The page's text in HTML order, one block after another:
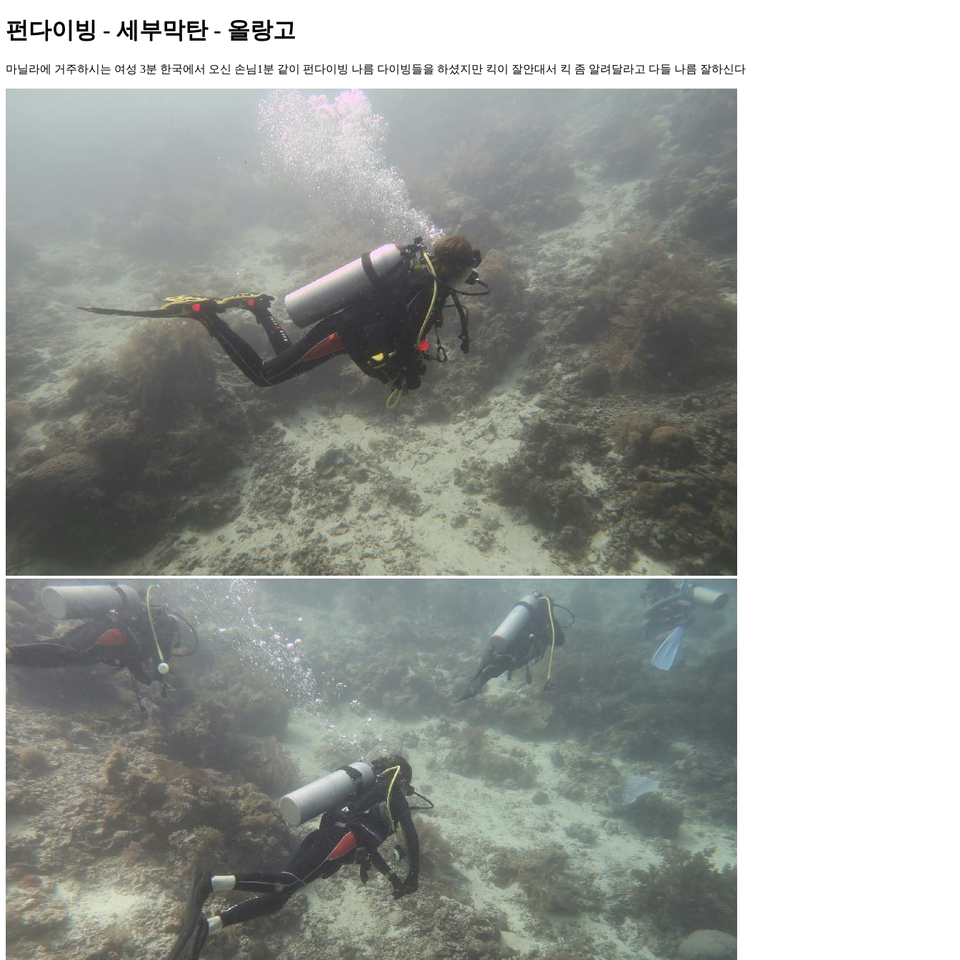
펀다이빙 - 세부막탄 - 올랑고
마닐라에 거주하시는 여성 3분 한국에서 오신 손님1분 같이 펀다이빙 나름 다이빙들을 하셨지만 킥이 잘안대서 킥 좀 알려달라고 다들 나름 잘하신다